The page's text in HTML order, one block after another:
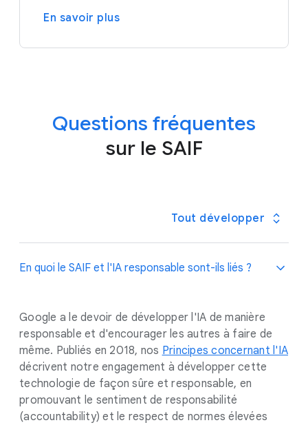
En savoir plus
Questions fréquentes
sur le SAIF
Tout développer
En quoi le SAIF et l'IA responsable sont-ils liés ?
Google a le devoir de développer l'IA de manière
responsable et d'encourager les autres à faire de
même. Publiés en 2018, nos Principes concernant l'IA
décrivent notre engagement à développer cette
technologie de façon sûre et responsable, en
promouvant le sentiment de responsabilité
(accountability) et le respect de normes élevées